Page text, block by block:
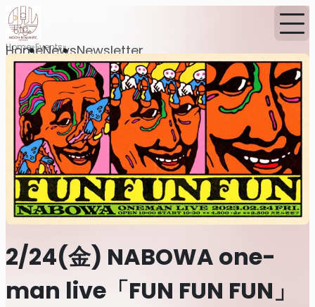
HomeNewsNewsletter
Home Events
2/24(金) NABOWA one-
man live「FUN FUN FUN」